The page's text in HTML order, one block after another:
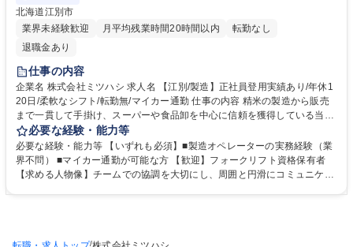
北海道江別市
業界未経験歓迎
月平均残業時間20時間以内
転勤なし
退職金あり
仕事の内容
企業名 株式会社ミツハシ 求人名 【江別/製造】正社員登用実績あり/年休1
20日/柔軟なシフト/転勤無/マイカー通勤 仕事の内容 精米の製造から販売
まで一貫して手掛け、スーパーや食品卸を中心に信頼を獲得している当社
にて、精米の包装業務をお任せします。正社員登用実績あり。【変更の範
囲：会社の定める業務】 ■包装ラインの機械操作 ■資材（包装用のフィル
ムや袋など）のセット ■包装後の印字ミスなど目視確認 ■包装後の製品を
パレットや台車へ手積み・積み上げ ■チーム（3～4名）での協働作業、掛
フト/転勤無/マイカー通勤
必要な経験・能力等
必要な経験・能力等 【いずれも必須】■製造オペレーターの実務経験（業
界不問） ■マイカー通勤が可能な方 【歓迎】フォークリフト資格保有者
【求める人物像】チームでの協調を大切にし、周囲と円滑にコミュニケー
/